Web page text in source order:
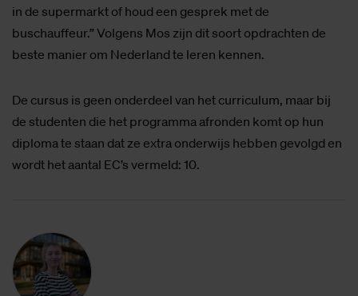
in de supermarkt of houd een gesprek met de
buschauffeur.” Volgens Mos zijn dit soort opdrachten de
beste manier om Nederland te leren kennen.
De cursus is geen onderdeel van het curriculum, maar bij
de studenten die het programma afronden komt op hun
diploma te staan dat ze extra onderwijs hebben gevolgd en
wordt het aantal EC’s vermeld: 10.